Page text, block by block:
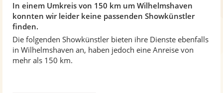
In einem Umkreis von 150 km um Wilhelmshaven
konnten wir leider keine passenden Showkünstler
finden.
Die folgenden Showkünstler bieten ihre Dienste ebenfalls
in Wilhelmshaven an, haben jedoch eine Anreise von
mehr als 150 km.